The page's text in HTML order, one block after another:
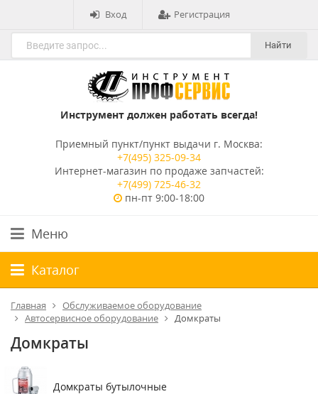
Вход Регистрация
Найти
Инструмент должен работать всегда!
Приемный пункт/пункт выдачи г. Москва:
+7(495) 325-09-34
Интернет-магазин по продаже запчастей:
+7(499) 725-46-32
пн-пт 9:00-18:00
Меню
Каталог
Главная
Обслуживаемое оборудование
Автосервисное оборудование
Домкраты
Домкраты
Домкраты бутылочные